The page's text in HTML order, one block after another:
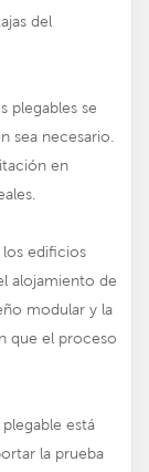
del
plegables se
sea necesario.
en
edificios
alojamiento de
modular y la
que el proceso
está
la prueba